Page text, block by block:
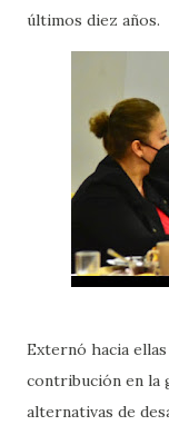
últimos diez años.
Externó hacia
contribución en la
alternativas de